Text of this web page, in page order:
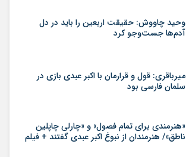
وحید چاووش: حقیقت اربعین را باید در دل
آدم‌ها جست‌وجو کرد
میرباقری: قول و قرارمان با اکبر عبدی بازی در
سلمان فارسی بود
«هنرمندی برای تمام فصول» و «چارلی چاپلین
ناطق»/ هنرمندان از نبوغ اکبر عبدی گفتند + فیلم